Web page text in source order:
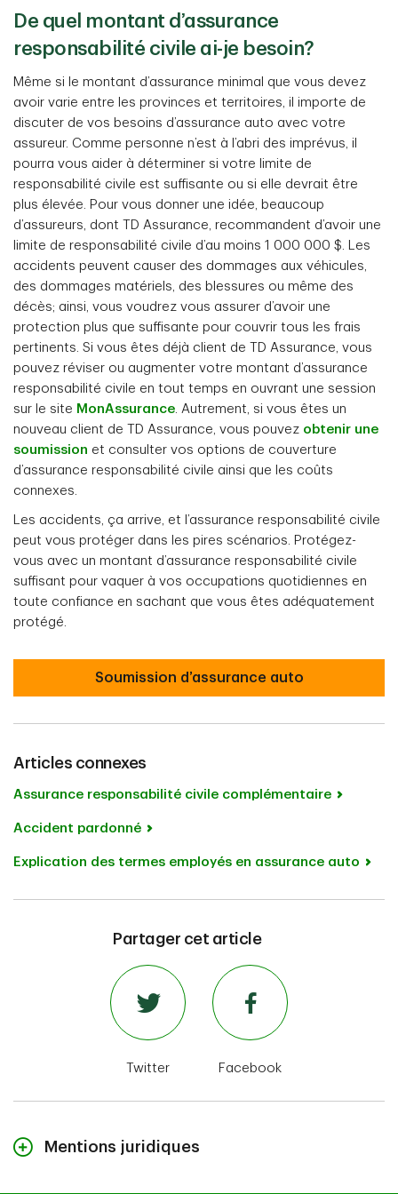
De quel montant d’assurance
responsabilité civile ai-je besoin?
Même si le montant d’assurance minimal que vous devez
avoir varie entre les provinces et territoires, il importe de
discuter de vos besoins d’assurance auto avec votre
assureur. Comme personne n’est à l’abri des imprévus, il
pourra vous aider à déterminer si votre limite de
responsabilité civile est suffisante ou si elle devrait être
plus élevée. Pour vous donner une idée, beaucoup
d’assureurs, dont TD Assurance, recommandent d’avoir une
limite de responsabilité civile d’au moins 1 000 000 $. Les
accidents peuvent causer des dommages aux véhicules,
des dommages matériels, des blessures ou même des
décès; ainsi, vous voudrez vous assurer d’avoir une
protection plus que suffisante pour couvrir tous les frais
pertinents. Si vous êtes déjà client de TD Assurance, vous
pouvez réviser ou augmenter votre montant d’assurance
responsabilité civile en tout temps en ouvrant une session
sur le site MonAssurance. Autrement, si vous êtes un
nouveau client de TD Assurance, vous pouvez obtenir une
soumission et consulter vos options de couverture
d’assurance responsabilité civile ainsi que les coûts
connexes.
Les accidents, ça arrive, et l’assurance responsabilité civile
peut vous protéger dans les pires scénarios. Protégez-
vous avec un montant d’assurance responsabilité civile
suffisant pour vaquer à vos occupations quotidiennes en
toute confiance en sachant que vous êtes adéquatement
protégé.
Soumission d’assurance auto
Articles connexes
Assurance responsabilité civile complémentaire
Accident pardonné
Explication des termes employés en assurance auto
Partager cet article
Twitter Facebook
Mentions juridiques